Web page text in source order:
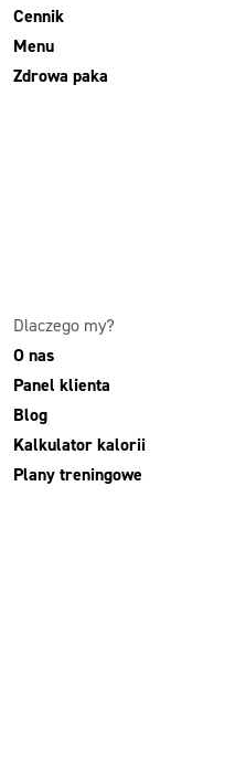
Cennik
Menu
Zdrowa paka
Dlaczego my?
O nas
Panel klienta
Blog
Kalkulator kalorii
Plany treningowe